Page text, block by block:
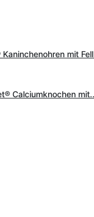
mit Fell